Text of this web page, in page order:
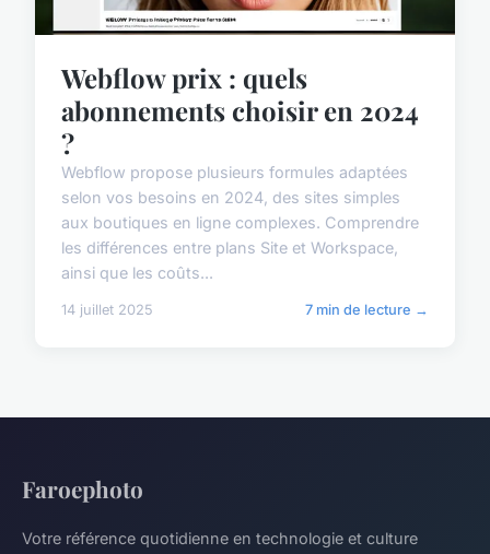
Webflow prix : quels
abonnements choisir en 2024
?
Webflow propose plusieurs formules adaptées
selon vos besoins en 2024, des sites simples
aux boutiques en ligne complexes. Comprendre
les différences entre plans Site et Workspace,
ainsi que les coûts...
14 juillet 2025 7 min de lecture →
Faroephoto
Votre référence quotidienne en technologie et culture